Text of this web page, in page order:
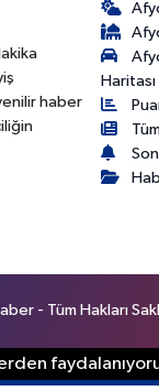
haber
Haritası
- Tüm Hakları